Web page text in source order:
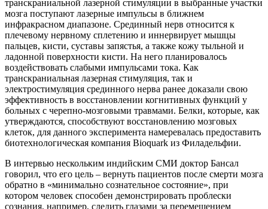
транскраниальной лазерной стимуляции в выбранные участки
мозга поступают лазерные импульсы в ближнем
инфракрасном диапазоне. Срединный нерв относится к
плечевому нервному сплетению и иннервирует мышцы
пальцев, кисти, суставы запястья, а также кожу тыльной и
ладонной поверхности кисти. На него планировалось
воздействовать слабыми импульсами тока. Как
транскраниальная лазерная стимуляция, так и
электростимуляция срединного нерва ранее доказали свою
эффективность в восстановлении когнитивных функций у
больных с черепно-мозговыми травмами. Белки, которые, как
утверждаются, способствуют восстановлению мозговых
клеток, для данного эксперимента намеревалась предоставить
биотехнологическая компания Bioquark из Филадельфии.
В интервью нескольким индийским СМИ доктор Бансал
говорил, что его цель – вернуть пациентов после смерти мозга
обратно в «минимально сознательное состояние», при
котором человек способен демонстрировать проблески
сознания, например, следить глазами за перемещением